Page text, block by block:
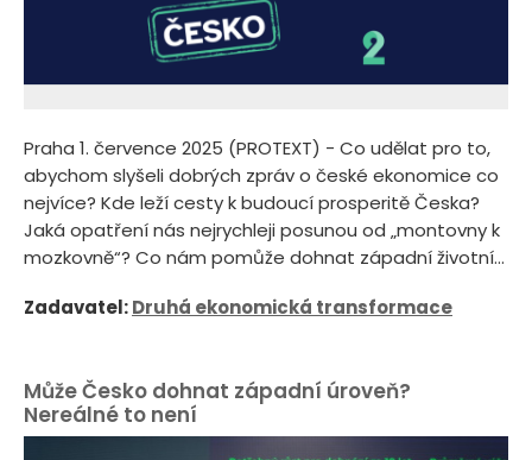
Praha 1. července 2025 (PROTEXT) - Co udělat pro to,
abychom slyšeli dobrých zpráv o české ekonomice co
nejvíce? Kde leží cesty k budoucí prosperitě Česka?
Jaká opatření nás nejrychleji posunou od „montovny k
mozkovně“? Co nám pomůže dohnat západní životní...
Zadavatel:Druhá ekonomická transformace
Může Česko dohnat západní úroveň?
Nereálné to není